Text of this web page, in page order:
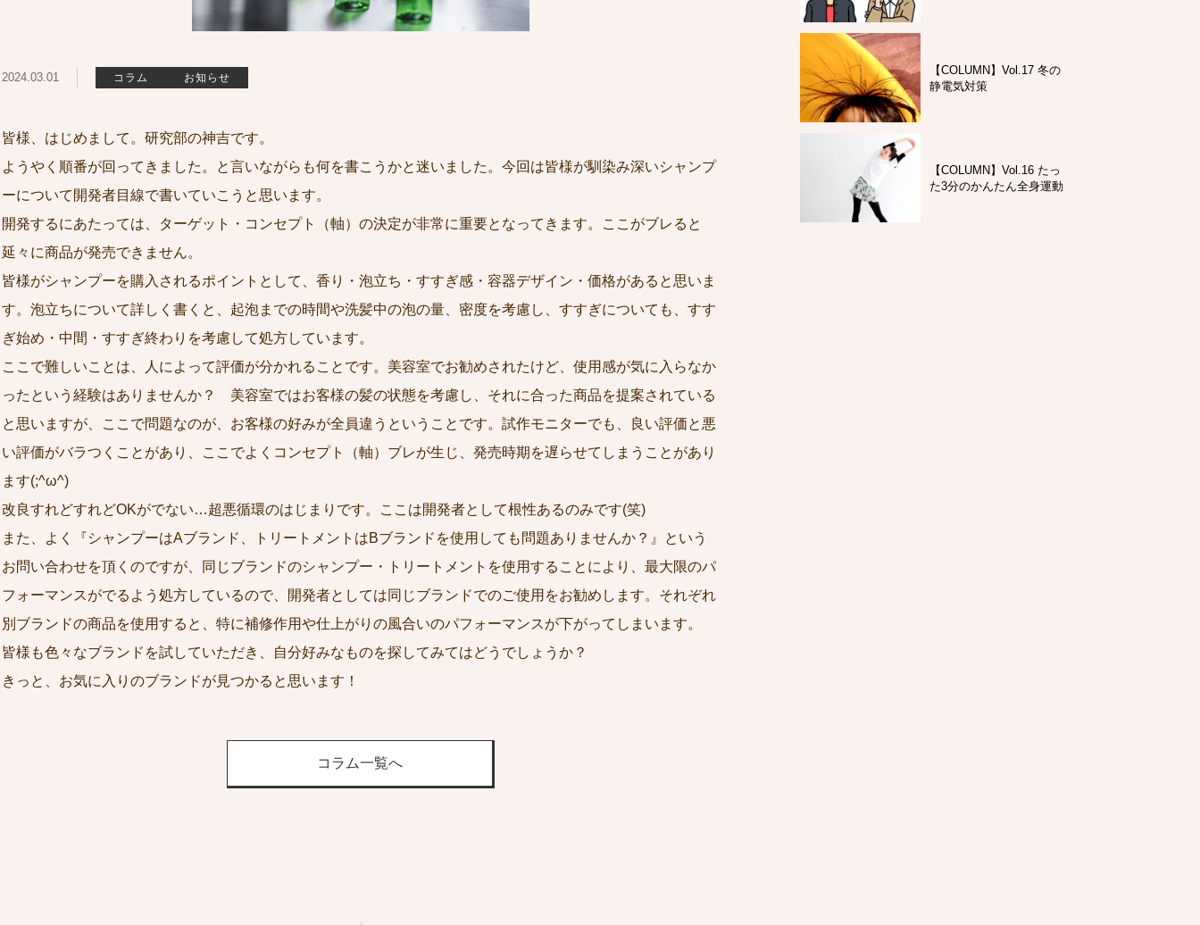
2024.03.01 コラム お知らせ
皆様、はじめまして。研究部の神吉です。
ようやく順番が回ってきました。と言いながらも何を書こうかと迷いました。今回は皆様が馴染み深いシャンプ
ーについて開発者目線で書いていこうと思います。
開発するにあたっては、ターゲット・コンセプト（軸）の決定が非常に重要となってきます。ここがブレると
延々に商品が発売できません。
皆様がシャンプーを購入されるポイントとして、香り・泡立ち・すすぎ感・容器デザイン・価格があると思いま
す。泡立ちについて詳しく書くと、起泡までの時間や洗髪中の泡の量、密度を考慮し、すすぎについても、すす
ぎ始め・中間・すすぎ終わりを考慮して処方しています。
ここで難しいことは、人によって評価が分かれることです。美容室でお勧めされたけど、使用感が気に入らなか
ったという経験はありませんか？ 美容室ではお客様の髪の状態を考慮し、それに合った商品を提案されている
と思いますが、ここで問題なのが、お客様の好みが全員違うということです。試作モニターでも、良い評価と悪
い評価がバラつくことがあり、ここでよくコンセプト（軸）ブレが生じ、発売時期を遅らせてしまうことがあり
ます(;^ω^)
改良すれどすれどOKがでない…超悪循環のはじまりです。ここは開発者として根性あるのみです(笑)
また、よく『シャンプーはAブランド、トリートメントはBブランドを使用しても問題ありませんか？』という
お問い合わせを頂くのですが、同じブランドのシャンプー・トリートメントを使用することにより、最大限のパ
フォーマンスがでるよう処方しているので、開発者としては同じブランドでのご使用をお勧めします。それぞれ
別ブランドの商品を使用すると、特に補修作用や仕上がりの風合いのパフォーマンスが下がってしまいます。
皆様も色々なブランドを試していただき、自分好みなものを探してみてはどうでしょうか？
きっと、お気に入りのブランドが見つかると思います！
コラム一覧へ
【COLUMN】Vol.17 冬の
静電気対策
【COLUMN】Vol.16 たっ
た3分のかんたん全身運動